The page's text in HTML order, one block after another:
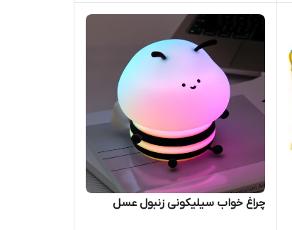
چراغ خواب سیلیکونی زنبول عسل